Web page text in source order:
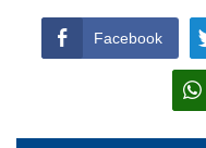
Facebook